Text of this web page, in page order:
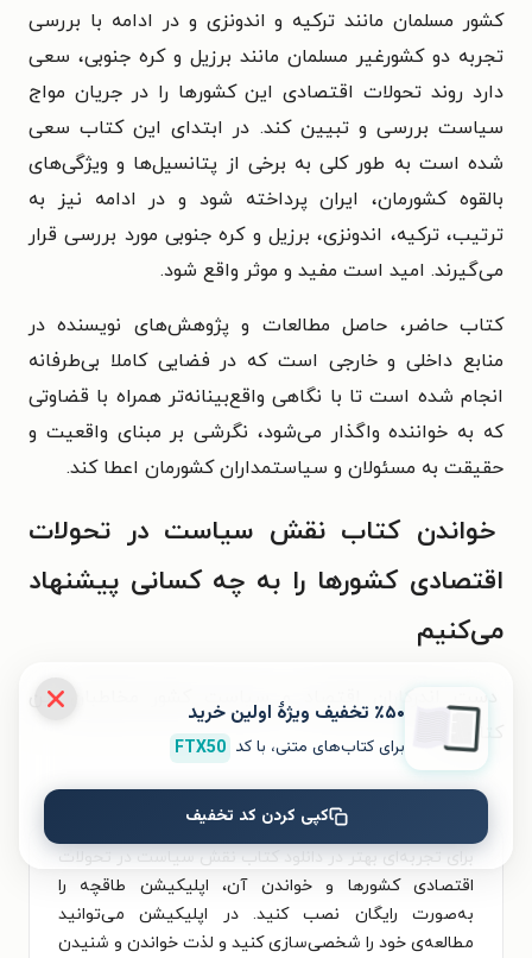
کشور مسلمان مانند ترکیه و اندونزی و در ادامه با بررسی
تجربه دو کشورغیر‌ مسلمان مانند برزیل و کره جنوبی، سعی
دارد روند تحولات اقتصادی این کشور‌ها را در جریان مواج
سیاست بررسی و تبیین کند. در ابتدای این کتاب سعی
شده است به طور کلی به برخی از پتانسیل‌ها و ویژگی‌های
بالقوه کشورمان، ایران پرداخته شود و در ادامه نیز به
ترتیب، ترکیه، اندونزی، برزیل و کره جنوبی مورد بررسی قرار
می‌گیرند. امید است مفید و موثر واقع شود.
کتاب حاضر، حاصل مطالعات و پژوهش‌های نویسنده در
منابع داخلی و خارجی است که در فضایی کاملا بی‌طرفانه
انجام شده است تا با نگاهی واقع‌بینانه‌تر همراه با قضاوتی
که به خواننده واگذار می‌شود، نگرشی بر مبنای واقعیت و
حقیقت به مسئولان و سیاستمداران کشورمان اعطا کند.
خواندن کتاب نقش سیاست در تحولات
اقتصادی کشورها را به چه کسانی پیشنهاد
می‌کنیم
دست اندرکاران اقتصاد و سیاست کشور مخاطبان این
کتاب‌اند.
برای تجربه‌ای بهتر در دانلود کتاب نقش سیاست در تحولات
اقتصادی کشورها و خواندن آن، اپلیکیشن طاقچه را
به‌صورت رایگان نصب کنید. در اپلیکیشن می‌توانید
مطالعه‌ی خود را شخصی‌سازی کنید و لذت خواندن و شنیدن
٪۵۰ تخفیف ویژۀ اولین خرید
برای کتاب‌های متنی، با کد FTX50
کپی کردن کد تخفیف